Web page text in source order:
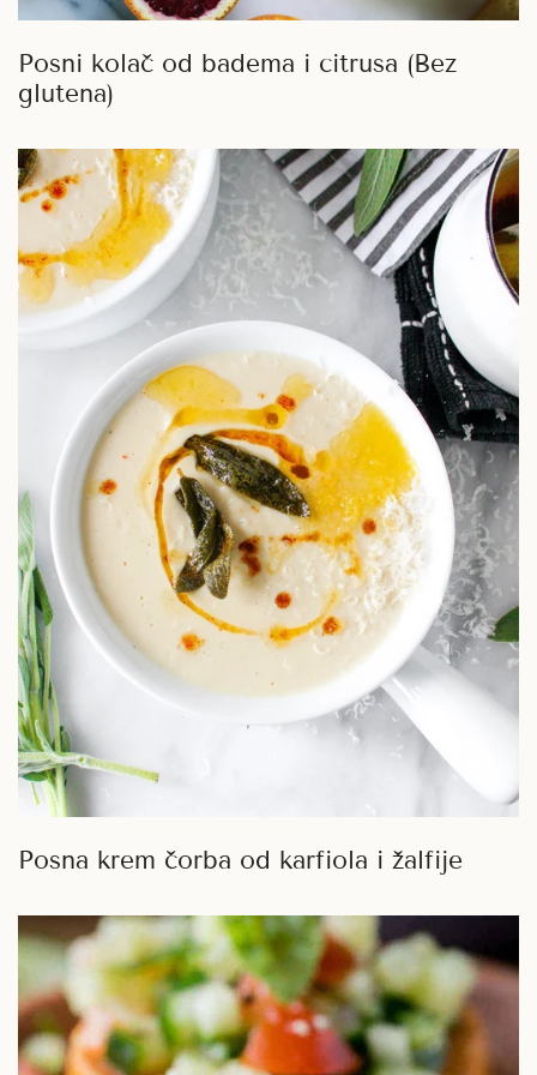
Posni kolač od badema i citrusa (Bez
glutena)
Posna
krem
čorba
od
karfiola
Posna krem čorba od karfiola i žalfije
Mix
za
bruskete
-
krastavac,